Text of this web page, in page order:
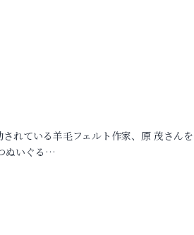
れている羊毛フェルト作家、原 茂さん
ぬいぐる…